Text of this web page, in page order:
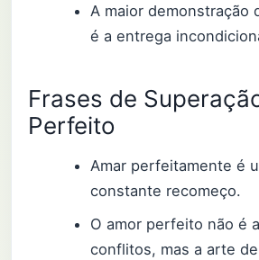
A maior demonstração
é a entrega
Frases de
Perfeito
Amar perfeitamente é
constante recomeço.
O amor perfeito não é
conflitos, mas a arte